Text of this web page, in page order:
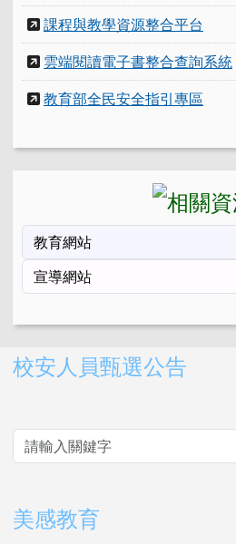
課程與教學資源整合平台
雲端閱讀電子書整合查詢系統
教育部全民安全指引專區
右邊區域內容
校安人員甄選公告
美感教育